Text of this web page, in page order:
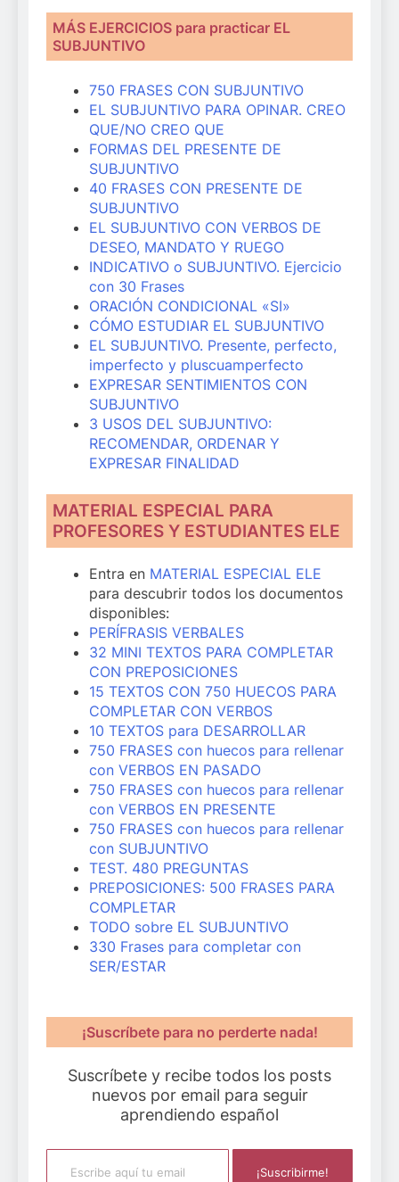
MÁS EJERCICIOS para practicar EL
SUBJUNTIVO
750 FRASES CON SUBJUNTIVO
EL SUBJUNTIVO PARA OPINAR. CREO
QUE/NO CREO QUE
FORMAS DEL PRESENTE DE
SUBJUNTIVO
40 FRASES CON PRESENTE DE
SUBJUNTIVO
EL SUBJUNTIVO CON VERBOS DE
DESEO, MANDATO Y RUEGO
INDICATIVO o SUBJUNTIVO. Ejercicio
con 30 Frases
ORACIÓN CONDICIONAL «SI»
CÓMO ESTUDIAR EL SUBJUNTIVO
EL SUBJUNTIVO. Presente, perfecto,
imperfecto y pluscuamperfecto
EXPRESAR SENTIMIENTOS CON
SUBJUNTIVO
3 USOS DEL SUBJUNTIVO:
RECOMENDAR, ORDENAR Y
EXPRESAR FINALIDAD
MATERIAL ESPECIAL PARA
PROFESORES Y ESTUDIANTES ELE
Entra en MATERIAL ESPECIAL ELE
para descubrir todos los documentos
disponibles:
PERÍFRASIS VERBALES
32 MINI TEXTOS PARA COMPLETAR
CON PREPOSICIONES
15 TEXTOS CON 750 HUECOS PARA
COMPLETAR CON VERBOS
10 TEXTOS para DESARROLLAR
750 FRASES con huecos para rellenar
con VERBOS EN PASADO
750 FRASES con huecos para rellenar
con VERBOS EN PRESENTE
750 FRASES con huecos para rellenar
con SUBJUNTIVO
TEST. 480 PREGUNTAS
PREPOSICIONES: 500 FRASES PARA
COMPLETAR
TODO sobre EL SUBJUNTIVO
330 Frases para completar con
SER/ESTAR
¡Suscríbete para no perderte nada!
Suscríbete y recibe todos los posts
nuevos por email para seguir
aprendiendo español
Escribe aquí tu email
¡Suscribirme!